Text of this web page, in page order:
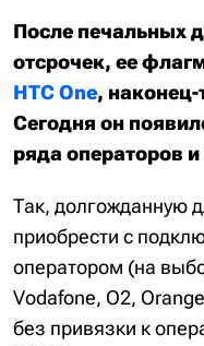
После печальных
отсрочек, ее
HTC One,
Сегодня он
ряда операторов
Так, долгожданную
приобрести с
оператором (на
Vodafone, O2,
без привязки к